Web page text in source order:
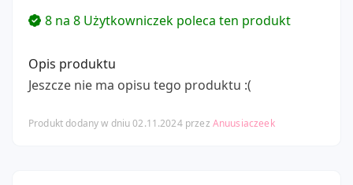
8 na 8 Użytkowniczek poleca ten produkt
Opis produktu
Jeszcze nie ma opisu tego produktu :(
Produkt dodany w dniu 02.11.2024 przez Anuusiaczeek